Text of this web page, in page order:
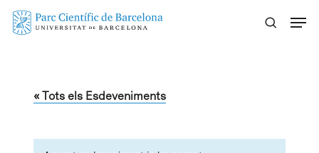
Skip
« Tots els Esdeveniments